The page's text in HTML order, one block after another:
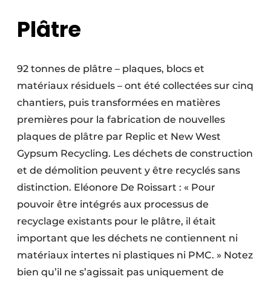
Plâtre
92 tonnes de plâtre – plaques, blocs et
matériaux résiduels – ont été collectées sur cinq
chantiers, puis transformées en matières
premières pour la fabrication de nouvelles
plaques de plâtre par Replic et New West
Gypsum Recycling. Les déchets de construction
et de démolition peuvent y être recyclés sans
distinction. Eléonore De Roissart : « Pour
pouvoir être intégrés aux processus de
recyclage existants pour le plâtre, il était
important que les déchets ne contiennent ni
matériaux intertes ni plastiques ni PMC. » Notez
bien qu’il ne s’agissait pas uniquement de